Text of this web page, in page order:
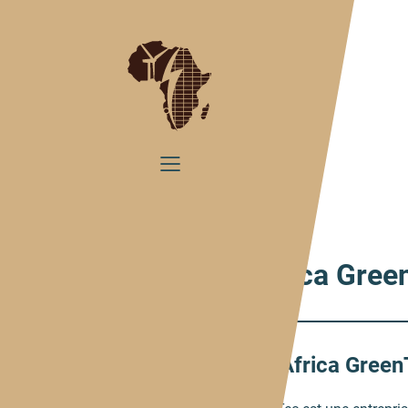
Sur Africa
Que fait Africa